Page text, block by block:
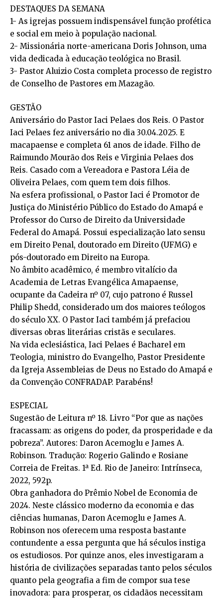
DESTAQUES DA SEMANA
1- As igrejas possuem indispensável função profética
e social em meio à população nacional.
2- Missionária norte-americana Doris Johnson, uma
vida dedicada à educação teológica no Brasil.
3- Pastor Aluizio Costa completa processo de registro
de Conselho de Pastores em Mazagão.
GESTÃO
Aniversário do Pastor Iaci Pelaes dos Reis. O Pastor
Iaci Pelaes fez aniversário no dia 30.04.2025. E
macapaense e completa 61 anos de idade. Filho de
Raimundo Mourão dos Reis e Virginia Pelaes dos
Reis. Casado com a Vereadora e Pastora Léia de
Oliveira Pelaes, com quem tem dois filhos.
Na esfera profissional, o Pastor Iaci é Promotor de
Justiça do Ministério Público do Estado do Amapá e
Professor do Curso de Direito da Universidade
Federal do Amapá. Possui especialização lato sensu
em Direito Penal, doutorado em Direito (UFMG) e
pós-doutorado em Direito na Europa.
No âmbito acadêmico, é membro vitalício da
Academia de Letras Evangélica Amapaense,
ocupante da Cadeira nº 07, cujo patrono é Russel
Philip Shedd, considerado um dos maiores teólogos
do século XX. O Pastor Iaci também já prefaciou
diversas obras literárias cristãs e seculares.
Na vida eclesiástica, Iaci Pelaes é Bacharel em
Teologia, ministro do Evangelho, Pastor Presidente
da Igreja Assembleias de Deus no Estado do Amapá e
da Convenção CONFRADAP. Parabéns!
ESPECIAL
Sugestão de Leitura nº 18. Livro “Por que as nações
fracassam: as origens do poder, da prosperidade e da
pobreza”. Autores: Daron Acemoglu e James A.
Robinson. Tradução: Rogerio Galindo e Rosiane
Correia de Freitas. 1ª Ed. Rio de Janeiro: Intrínseca,
2022, 592p.
Obra ganhadora do Prêmio Nobel de Economia de
2024. Neste clássico moderno da economia e das
ciências humanas, Daron Acemoglu e James A.
Robinson nos oferecem uma resposta bastante
contundente a essa pergunta que há séculos instiga
os estudiosos. Por quinze anos, eles investigaram a
história de civilizações separadas tanto pelos séculos
quanto pela geografia a fim de compor sua tese
inovadora: para prosperar, os cidadãos necessitam